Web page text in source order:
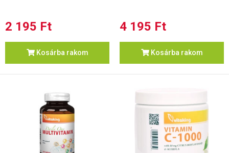
2 195 Ft
Kosárba rakom
4 195 Ft
Kosárba rakom